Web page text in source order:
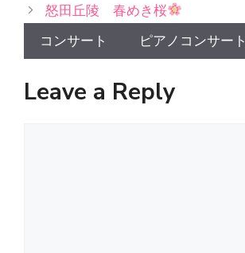
怒田丘陵 春めき桜
コンサート
ピアノコンサート
Leave a Reply